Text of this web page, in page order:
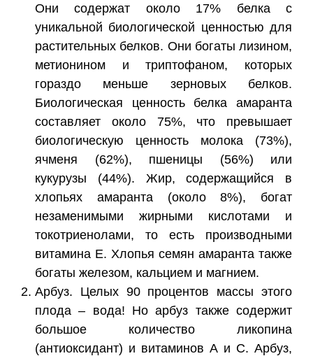
Они содержат около 17% белка с
уникальной биологической ценностью для
растительных белков. Они богаты лизином,
метионином и триптофаном, которых
гораздо меньше зерновых белков.
Биологическая ценность белка амаранта
составляет около 75%, что превышает
биологическую ценность молока (73%),
ячменя (62%), пшеницы (56%) или
кукурузы (44%). Жир, содержащийся в
хлопьях амаранта (около 8%), богат
незаменимыми жирными кислотами и
токотриенолами, то есть производными
витамина Е. Хлопья семян амаранта также
богаты железом, кальцием и магнием.
Арбуз. Целых 90 процентов массы этого
плода – вода! Но арбуз также содержит
большое количество ликопина
(антиоксидант) и витаминов А и С. Арбуз,